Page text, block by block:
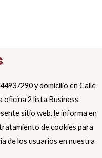
y domicilio en Calle
2 lista Business
sitio web, le informa en
de cookies para
de los usuarios en nuestra